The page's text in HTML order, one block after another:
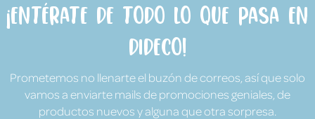
¡Entérate de todo lo que pasa en
Dideco!
Prometemos no llenarte el buzón de correos, así que solo
vamos a enviarte mails de promociones geniales, de
productos nuevos y alguna que otra sorpresa.